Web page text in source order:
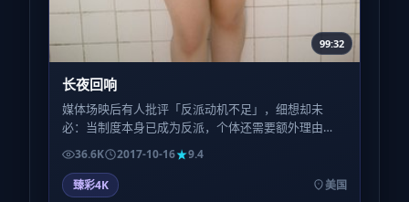
99:32
长夜回响
媒体场映后有人批评「反派动机不足」，细想却未
必：当制度本身已成为反派，个体还需要额外理由
吗？本片选择把笔墨留给受害者的日常，而非恶魔的
独白。
36.6K 2017-10-16
9.4
臻彩4K
美国